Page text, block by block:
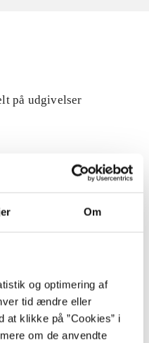
Om
og optimering af
tid ændre eller
klikke på ”Cookies” i
om de anvendte
på udgivelser